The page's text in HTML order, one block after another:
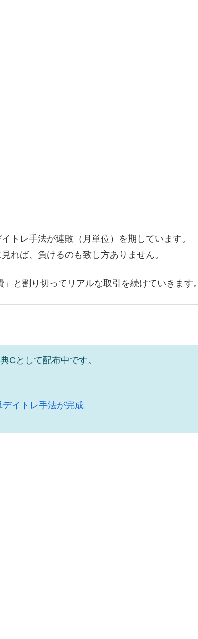
トレ手法が連敗（月単位）を期しています。
れば、負けるのも致し方ありません。
と割り切ってリアルな取引を続けていきます。
Cとして配布中です。
イトレ手法が完成